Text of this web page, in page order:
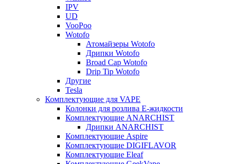
IPV
UD
VooPoo
Wotofo
Атомайзеры Wotofo
Дрипки Wotofo
Broad Cap Wotofo
Drip Tip Wotofo
Другие
Tesla
Комплектующие для VAPE
Колонки для розлива Е-жидкости
Комплектующие ANARCHIST
Дрипки ANARCHIST
Комплектующие Aspire
Комплектующие DIGIFLAVOR
Комплектующие Eleaf